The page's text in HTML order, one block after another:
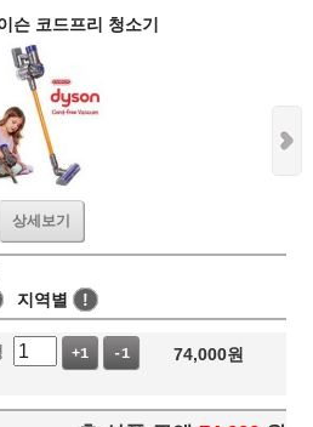
슨 코드프리 청소기
상세보기
지역별 !
+1 -1 74,000원